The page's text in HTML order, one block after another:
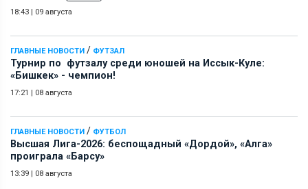
18:43 | 09 августа
ГЛАВНЫЕ НОВОСТИ / ФУТЗАЛ
Турнир по футзалу среди юношей на Иссык-Куле:
«Бишкек» - чемпион!
17:21 | 08 августа
ГЛАВНЫЕ НОВОСТИ / ФУТБОЛ
Высшая Лига-2026: беспощадный «Дордой», «Алга»
проиграла «Барсу»
13:39 | 08 августа